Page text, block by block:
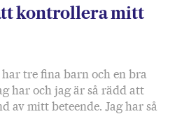
kontrollera mitt
har tre fina barn och en bra
har och jag är så rädd att
av mitt beteende. Jag har så